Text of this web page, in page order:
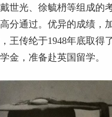
世光、徐毓枬等组成的
分通过。优异的成绩，
王传纶于1948年底取得
金，准备赴英国留学。